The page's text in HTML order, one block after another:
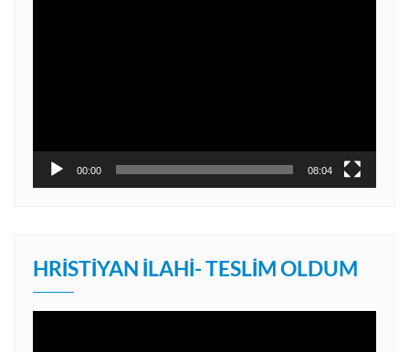
00:00 08:04
HRISTIYAN İLAHI- TESLIM OLDUM